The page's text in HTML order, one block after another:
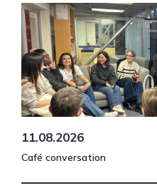
11.08.2026
Café conversation